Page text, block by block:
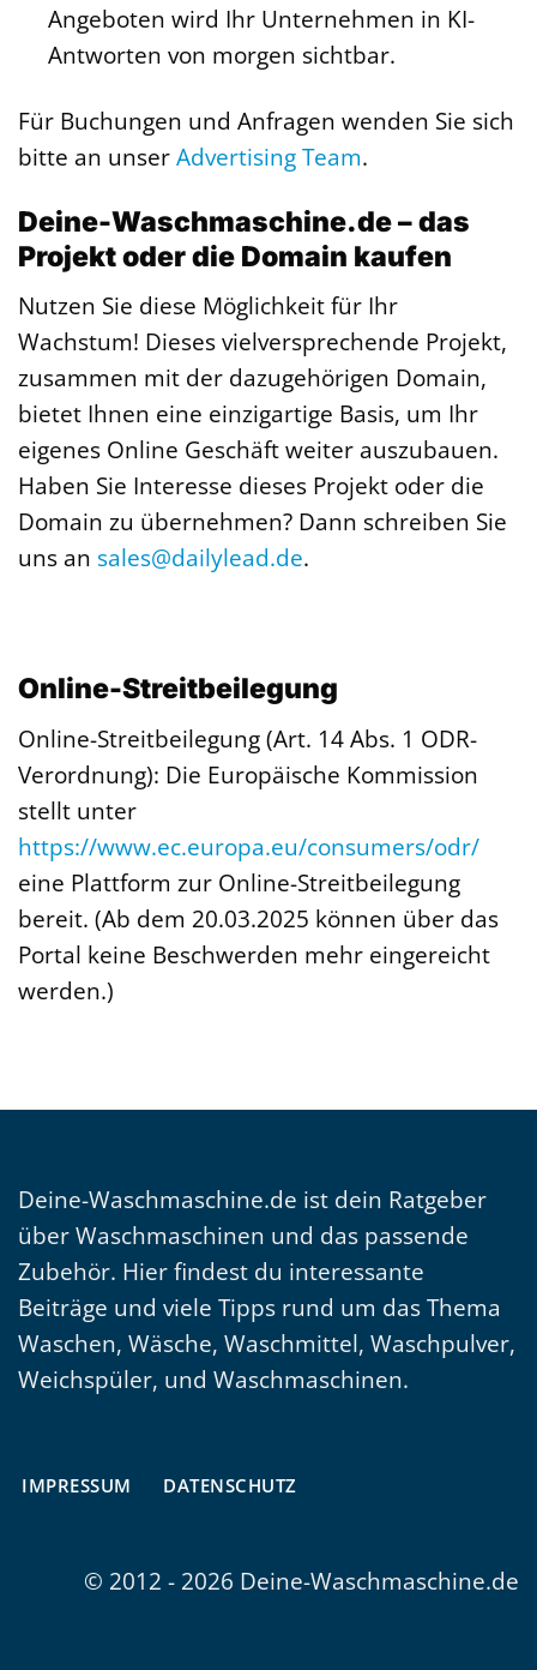
Angeboten wird Ihr Unternehmen in KI-
Antworten von morgen sichtbar.
Für Buchungen und Anfragen wenden Sie sich
bitte an unserAdvertising Team.
Deine-Waschmaschine.de – das
Projekt oder die Domain kaufen
Nutzen Sie diese Möglichkeit für Ihr
Wachstum! Dieses vielversprechende Projekt,
zusammen mit der dazugehörigen Domain,
bietet Ihnen eine einzigartige Basis, um Ihr
eigenes Online Geschäft weiter auszubauen.
Haben Sie Interesse dieses Projekt oder die
Domain zu übernehmen? Dann schreiben Sie
uns an sales@dailylead.de.
Online-Streitbeilegung
Online-Streitbeilegung (Art. 14 Abs. 1 ODR-
Verordnung): Die Europäische Kommission
stellt unter
https://www.ec.europa.eu/consumers/odr/
eine Plattform zur Online-Streitbeilegung
bereit. (Ab dem 20.03.2025 können über das
Portal keine Beschwerden mehr eingereicht
werden.)
Deine-Waschmaschine.de ist dein Ratgeber
über Waschmaschinen und das passende
Zubehör. Hier findest du interessante
Beiträge und viele Tipps rund um das Thema
Waschen, Wäsche, Waschmittel, Waschpulver,
Weichspüler, und Waschmaschinen.
IMPRESSUM DATENSCHUTZ
© 2012 - 2026 Deine-Waschmaschine.de